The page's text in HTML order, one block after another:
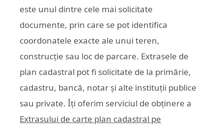
este unul dintre cele mai solicitate
documente, prin care se pot identifica
coordonatele exacte ale unui teren,
construcție sau loc de parcare. Extrasele de
plan cadastral pot fi solicitate de la primărie,
cadastru, bancă, notar și alte instituții publice
sau private. Îți oferim serviciul de obținere a
Extrasului de carte plan cadastral pe